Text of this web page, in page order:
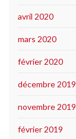
avril 2020
mars 2020
février 2020
décembre 2019
novembre 2019
février 2019